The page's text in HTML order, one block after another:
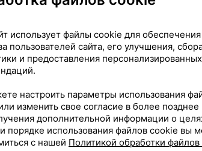
Где купить
еще
использует файлы cookie для обеспечения
пользователей сайта, его улучшения,
и предоставления персонализированных
настроить параметры использования
изменить свое согласие в более позднее
дополнительной информации о
порядке использования файлов cookie вы
с нашей Политикой обработки